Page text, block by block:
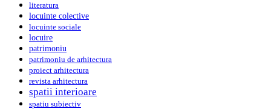
literatura
locuinte colective
locuinte sociale
locuire
patrimoniu
patrimoniu de arhitectura
proiect arhitectura
revista arhitectura
spatii interioare
spatiu subiectiv